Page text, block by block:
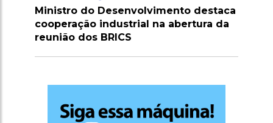
do Desenvolvimento destaca
industrial na abertura da
dos BRICS
Brasil cria
para fortalecer